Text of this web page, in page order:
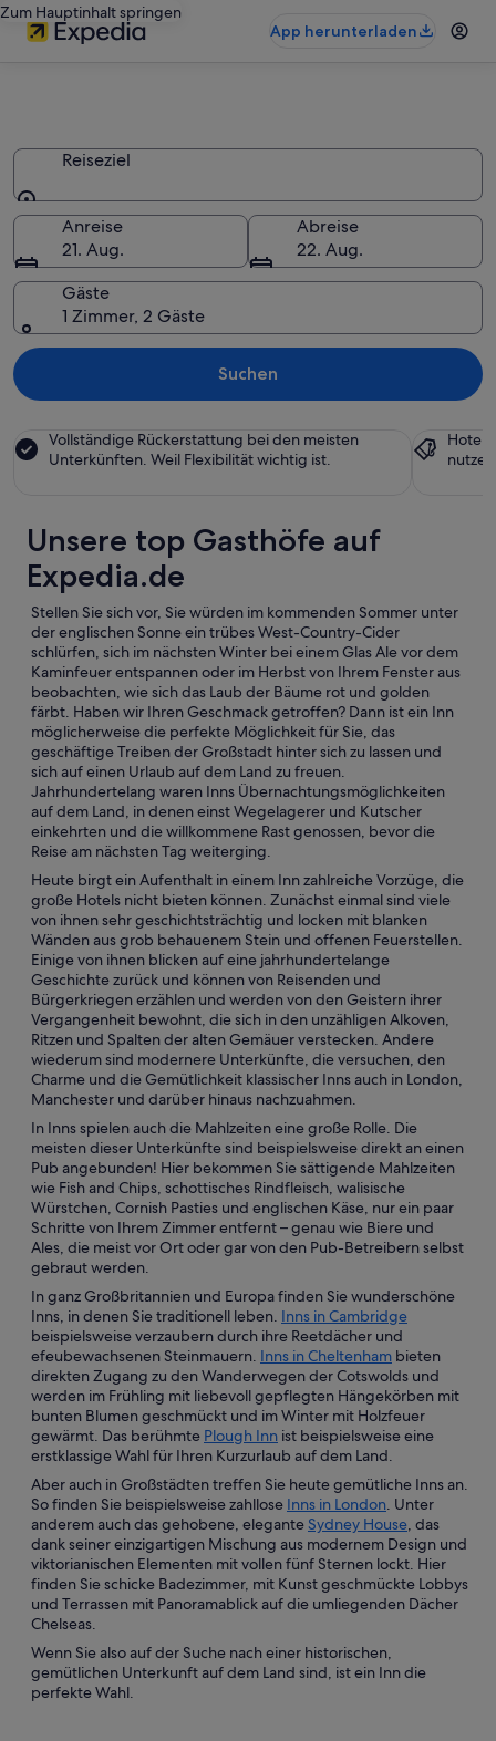
Zum Hauptinhalt springen
App herunterladen
Reiseziel
Reiseziel
Anreise
21. Aug.
Abreise
22. Aug.
Gäste
1 Zimmer, 2 Gäste
Suchen
Vollständige Rückerstattung bei den meisten
Unterkünften. Weil Flexibilität wichtig ist.
Hotel
nutzen
Unsere top Gasthöfe auf
Expedia.de
Stellen Sie sich vor, Sie würden im kommenden Sommer unter
der englischen Sonne ein trübes West-Country-Cider
schlürfen, sich im nächsten Winter bei einem Glas Ale vor dem
Kaminfeuer entspannen oder im Herbst von Ihrem Fenster aus
beobachten, wie sich das Laub der Bäume rot und golden
färbt. Haben wir Ihren Geschmack getroffen? Dann ist ein Inn
möglicherweise die perfekte Möglichkeit für Sie, das
geschäftige Treiben der Großstadt hinter sich zu lassen und
sich auf einen Urlaub auf dem Land zu freuen.
Jahrhundertelang waren Inns Übernachtungsmöglichkeiten
auf dem Land, in denen einst Wegelagerer und Kutscher
einkehrten und die willkommene Rast genossen, bevor die
Reise am nächsten Tag weiterging.
Heute birgt ein Aufenthalt in einem Inn zahlreiche Vorzüge, die
große Hotels nicht bieten können. Zunächst einmal sind viele
von ihnen sehr geschichtsträchtig und locken mit blanken
Wänden aus grob behauenem Stein und offenen Feuerstellen.
Einige von ihnen blicken auf eine jahrhundertelange
Geschichte zurück und können von Reisenden und
Bürgerkriegen erzählen und werden von den Geistern ihrer
Vergangenheit bewohnt, die sich in den unzähligen Alkoven,
Ritzen und Spalten der alten Gemäuer verstecken. Andere
wiederum sind modernere Unterkünfte, die versuchen, den
Charme und die Gemütlichkeit klassischer Inns auch in London,
Manchester und darüber hinaus nachzuahmen.
In Inns spielen auch die Mahlzeiten eine große Rolle. Die
meisten dieser Unterkünfte sind beispielsweise direkt an einen
Pub angebunden! Hier bekommen Sie sättigende Mahlzeiten
wie Fish and Chips, schottisches Rindfleisch, walisische
Würstchen, Cornish Pasties und englischen Käse, nur ein paar
Schritte von Ihrem Zimmer entfernt – genau wie Biere und
Ales, die meist vor Ort oder gar von den Pub-Betreibern selbst
gebraut werden.
In ganz Großbritannien und Europa finden Sie wunderschöne
Inns, in denen Sie traditionell leben. Inns in Cambridge
beispielsweise verzaubern durch ihre Reetdächer und
efeubewachsenen Steinmauern. Inns in Cheltenham bieten
direkten Zugang zu den Wanderwegen der Cotswolds und
werden im Frühling mit liebevoll gepflegten Hängekörben mit
bunten Blumen geschmückt und im Winter mit Holzfeuer
gewärmt. Das berühmte Plough Inn ist beispielsweise eine
erstklassige Wahl für Ihren Kurzurlaub auf dem Land.
Aber auch in Großstädten treffen Sie heute gemütliche Inns an.
So finden Sie beispielsweise zahllose Inns in London. Unter
anderem auch das gehobene, eleganteSydney House, das
dank seiner einzigartigen Mischung aus modernem Design und
viktorianischen Elementen mit vollen fünf Sternen lockt. Hier
finden Sie schicke Badezimmer, mit Kunst geschmückte Lobbys
und Terrassen mit Panoramablick auf die umliegenden Dächer
Chelseas.
Wenn Sie also auf der Suche nach einer historischen,
gemütlichen Unterkunft auf dem Land sind, ist ein Inn die
perfekte Wahl.